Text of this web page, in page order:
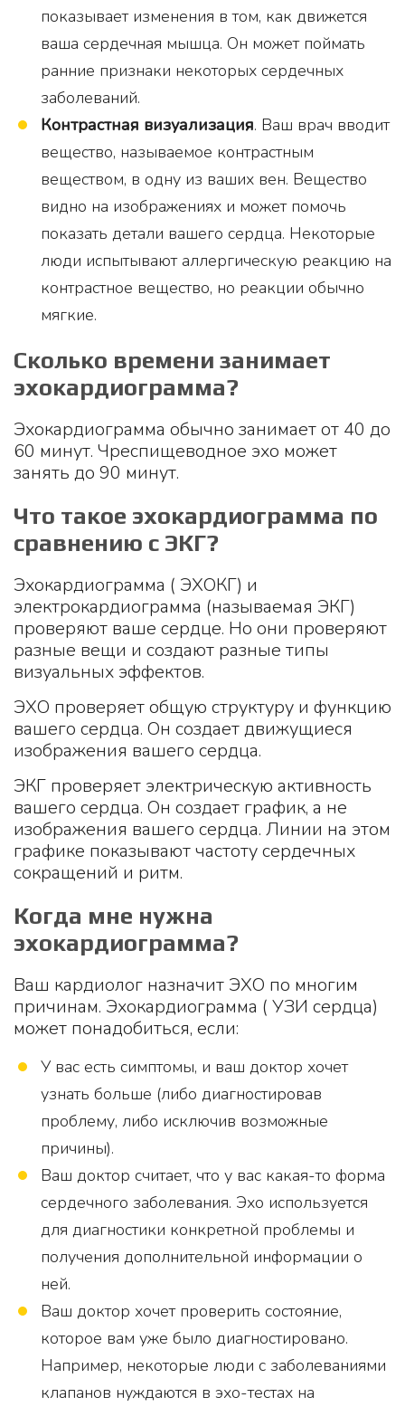
показывает изменения в том, как движется
ваша сердечная мышца. Он может поймать
ранние признаки некоторых сердечных
заболеваний.
Контрастная визуализация. Ваш врач вводит
вещество, называемое контрастным
веществом, в одну из ваших вен. Вещество
видно на изображениях и может помочь
показать детали вашего сердца. Некоторые
люди испытывают аллергическую реакцию на
контрастное вещество, но реакции обычно
мягкие.
Сколько времени занимает
эхокардиограмма?
Эхокардиограмма обычно занимает от 40 до
60 минут. Чреспищеводное эхо может
занять до 90 минут.
Что такое эхокардиограмма по
сравнению с ЭКГ?
Эхокардиограмма ( ЭХОКГ) и
электрокардиограмма (называемая ЭКГ)
проверяют ваше сердце. Но они проверяют
разные вещи и создают разные типы
визуальных эффектов.
ЭХО проверяет общую структуру и функцию
вашего сердца. Он создает движущиеся
изображения вашего сердца.
ЭКГ проверяет электрическую активность
вашего сердца. Он создает график, а не
изображения вашего сердца. Линии на этом
графике показывают частоту сердечных
сокращений и ритм.
Когда мне нужна
эхокардиограмма?
Ваш кардиолог назначит ЭХО по многим
причинам. Эхокардиограмма ( УЗИ сердца)
может понадобиться, если:
У вас есть симптомы, и ваш доктор хочет
узнать больше (либо диагностировав
проблему, либо исключив возможные
причины).
Ваш доктор считает, что у вас какая-то форма
сердечного заболевания. Эхо используется
для диагностики конкретной проблемы и
получения дополнительной информации о
ней.
Ваш доктор хочет проверить состояние,
которое вам уже было диагностировано.
Например, некоторые люди с заболеваниями
клапанов нуждаются в эхо-тестах на